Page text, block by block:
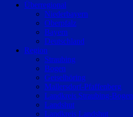
Überregional
Niederbayern
Oberpfalz
Bayern
Deutschland
Region
Straubing
Bogen
Geiselhöring
Mallersdorf-Pfaffenberg
Landkreis Straubing-Bogen
Landshut
Landkreis Landshut